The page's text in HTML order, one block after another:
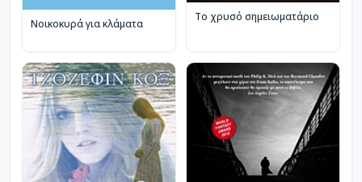
Νοικοκυρά για κλάματα
Το χρυσό σημειωματάριο